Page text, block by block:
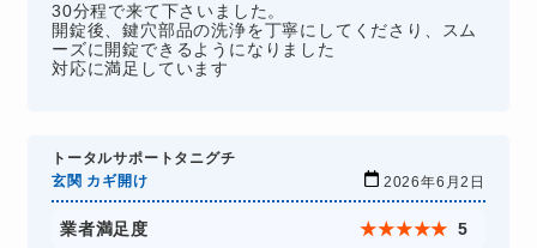
30分程で来て下さいました。
開錠後、鍵穴部品の洗浄を丁寧にしてくださり、スム
ーズに開錠できるようになりました
対応に満足しています
トータルサポートタニグチ
玄関 カギ開け
2026年6月2日
業者満足度 ★★★★★ 5